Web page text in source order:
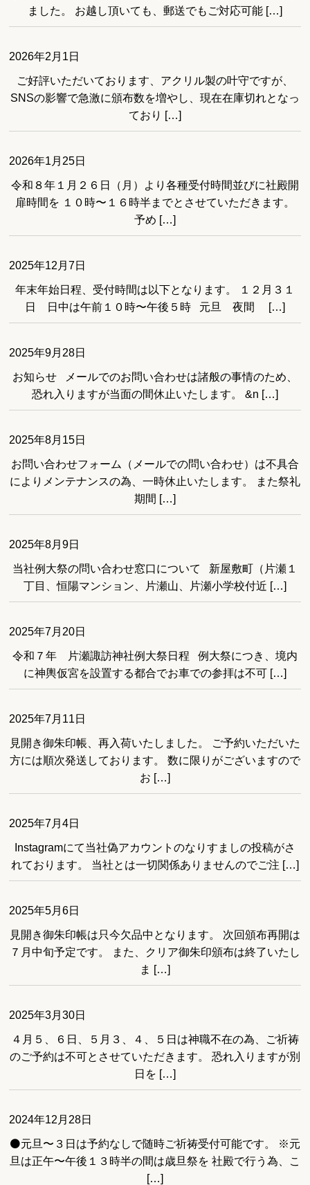
ました。 お越し頂いても、郵送でもご対応可能 […]
2026年2月1日
ご好評いただいております、アクリル製の叶守ですが、
SNSの影響で急激に頒布数を増やし、現在在庫切れとなっ
ており […]
2026年1月25日
令和８年１月２６日（月）より各種受付時間並びに社殿開
扉時間を １０時〜１６時半までとさせていただきます。
予め […]
2025年12月7日
年末年始日程、受付時間は以下となります。 １２月３１
日 日中は午前１０時〜午後５時 元旦 夜間 […]
2025年9月28日
お知らせ メールでのお問い合わせは諸般の事情のため、
恐れ入りますが当面の間休止いたします。 &n […]
2025年8月15日
お問い合わせフォーム（メールでの問い合わせ）は不具合
によりメンテナンスの為、一時休止いたします。 また祭礼
期間 […]
2025年8月9日
当社例大祭の問い合わせ窓口について 新屋敷町（片瀬１
丁目、恒陽マンション、片瀬山、片瀬小学校付近 […]
2025年7月20日
令和７年 片瀬諏訪神社例大祭日程 例大祭につき、境内
に神輿仮宮を設置する都合でお車での参拝は不可 […]
2025年7月11日
見開き御朱印帳、再入荷いたしました。 ご予約いただいた
方には順次発送しております。 数に限りがございますので
お […]
2025年7月4日
Instagramにて当社偽アカウントのなりすましの投稿がさ
れております。 当社とは一切関係ありませんのでご注 […]
2025年5月6日
見開き御朱印帳は只今欠品中となります。 次回頒布再開は
７月中旬予定です。 また、クリア御朱印頒布は終了いたし
ま […]
2025年3月30日
４月５、６日、５月３、４、５日は神職不在の為、ご祈祷
のご予約は不可とさせていただきます。 恐れ入りますが別
日を […]
2024年12月28日
⚫️元旦〜３日は予約なしで随時ご祈祷受付可能です。 ※元
旦は正午〜午後１３時半の間は歳旦祭を 社殿で行う為、こ
[…]